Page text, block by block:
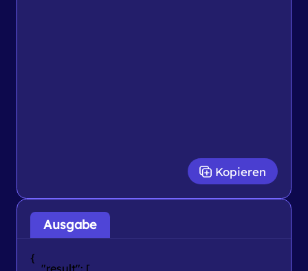
Kopieren
Ausgabe
{
    "result": [